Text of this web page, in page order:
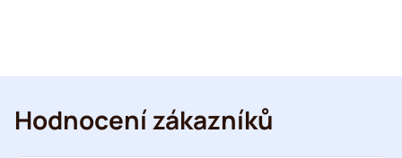
Hodnocení zákazníků